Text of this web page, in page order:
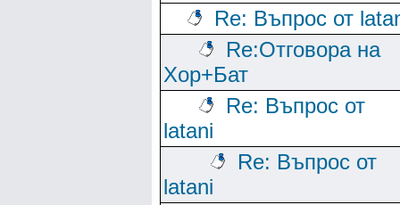
Re: Въпрос от
Re:Отговора на
Хор+Бат
Re: Въпрос от
latani
Re: Въпрос от
latani